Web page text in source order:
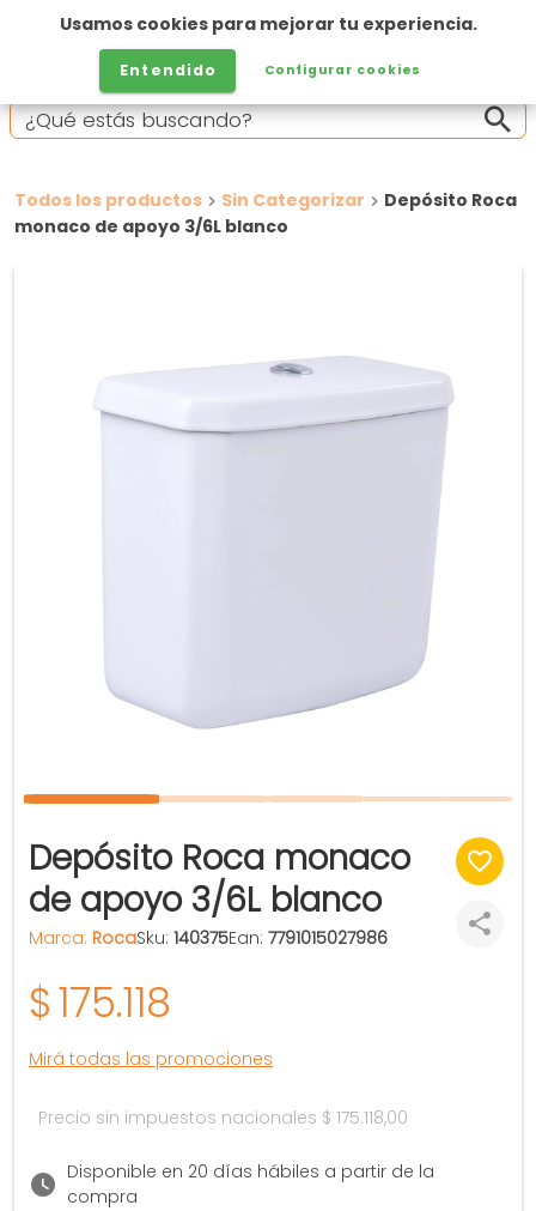
Todos los productos Sin Categorizar
Depósito Roca
monaco de apoyo 3/6L blanco
Depósito Roca monaco
de apoyo 3/6L blanco
Marca: RocaSku: 140375Ean: 7791015027986
$175.118
Mirá todas las promociones
Precio sin impuestos nacionales $ 175.118,00
Disponible en 20 días hábiles a partir de la
compra
Usamos cookies para mejorar tu experiencia.
Entendido Configurar cookies